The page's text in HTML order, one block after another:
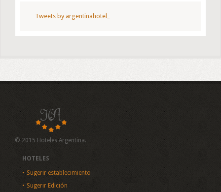
Tweets by argentinahotel_
© 2015 Hoteles Argentina.
HOTELES
Sugerir establecimiento
Sugerir Edición